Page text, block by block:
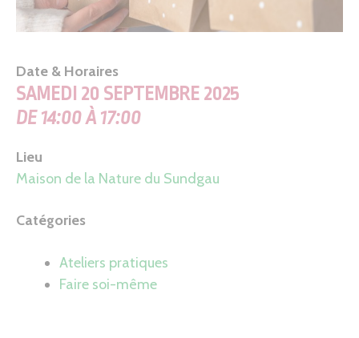
Date & Horaires
SAMEDI 20 SEPTEMBRE 2025
DE 14:00 À 17:00
Lieu
Maison de la Nature du Sundgau
Catégories
Ateliers pratiques
Faire soi-même